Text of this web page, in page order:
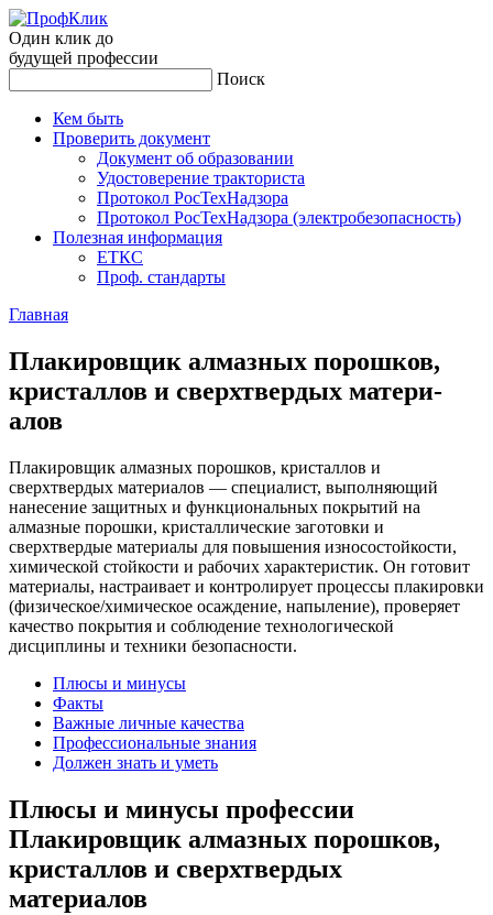
Один клик до
будущей профессии
Поиск
Кем быть
Проверить документ
Документ об образовании
Удостоверение тракториста
Протокол РосТехНадзора
Протокол РосТехНадзора (электробезопасность)
Полезная информация
ЕТКС
Проф. стандарты
Главная
Пла­киров­щик ал­мазных по­рош­ков,
крис­таллов и сверх­твер­дых ма­тери­
алов
Плакировщик алмазных порошков, кристаллов и
сверхтвердых материалов — специалист, выполняющий
нанесение защитных и функциональных покрытий на
алмазные порошки, кристаллические заготовки и
сверхтвердые материалы для повышения износостойкости,
химической стойкости и рабочих характеристик. Он готовит
материалы, настраивает и контролирует процессы плакировки
(физическое/химическое осаждение, напыление), проверяет
качество покрытия и соблюдение технологической
дисциплины и техники безопасности.
Плюсы и минусы
Факты
Важные личные качества
Профессиональные знания
Должен знать и уметь
Плюсы и минусы профессии
Плакировщик алмазных порошков,
кристаллов и сверхтвердых
материалов